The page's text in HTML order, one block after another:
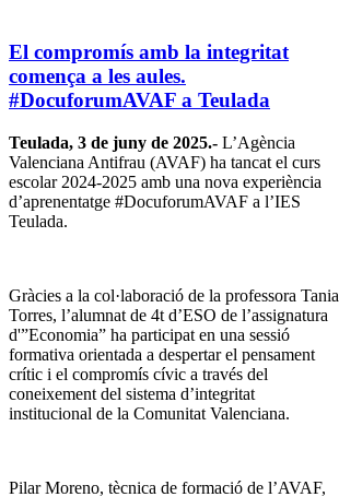
El compromís amb la integritat
comença a les aules.
#DocuforumAVAF a Teulada
Teulada, 3 de juny de 2025.- L’Agència
Valenciana Antifrau (AVAF) ha tancat el curs
escolar 2024-2025 amb una nova experiència
d’aprenentatge #DocuforumAVAF a l’IES
Teulada.
Gràcies a la col·laboració de la professora Tania
Torres, l’alumnat de 4t d’ESO de l’assignatura
d'”Economia” ha participat en una sessió
formativa orientada a despertar el pensament
crític i el compromís cívic a través del
coneixement del sistema d’integritat
institucional de la Comunitat Valenciana.
Pilar Moreno, tècnica de formació de l’AVAF,